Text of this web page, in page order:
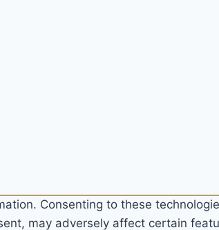
Consenting to these
may adversely affect certain